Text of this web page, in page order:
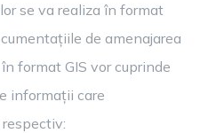
se va realiza în format
de amenajarea
format GIS vor cuprinde
informații care